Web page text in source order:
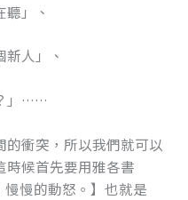
聽」、
新人」、
」……
衝突，所以我們就可以
時候首先要用雅各書
慢的動怒。】也就是